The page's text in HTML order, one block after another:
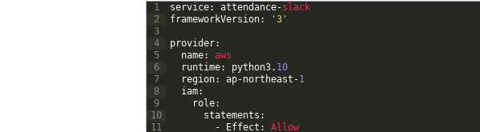
1
2
3
4
5
6
7
8
9
10
11
service: attendance-slack
frameworkVersion: '3'
provider:
name:
aws
runtime: python3. 10
region: ap-northeast -1
iam:
role:
statements :
-
Effect : Allow